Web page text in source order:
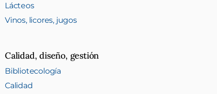
Lácteos
Vinos, licores, jugos
Calidad, diseño, gestión
Bibliotecología
Calidad